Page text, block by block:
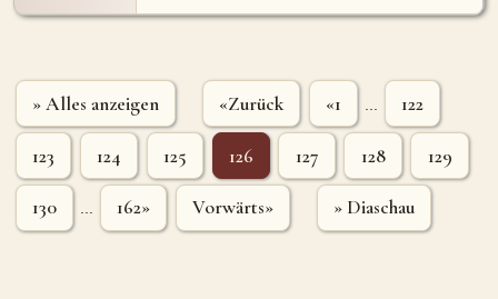
» Alles anzeigen «Zurück «1 122
123 124 125 126 127 128 129
130 ... 162» Vorwärts» » Diaschau